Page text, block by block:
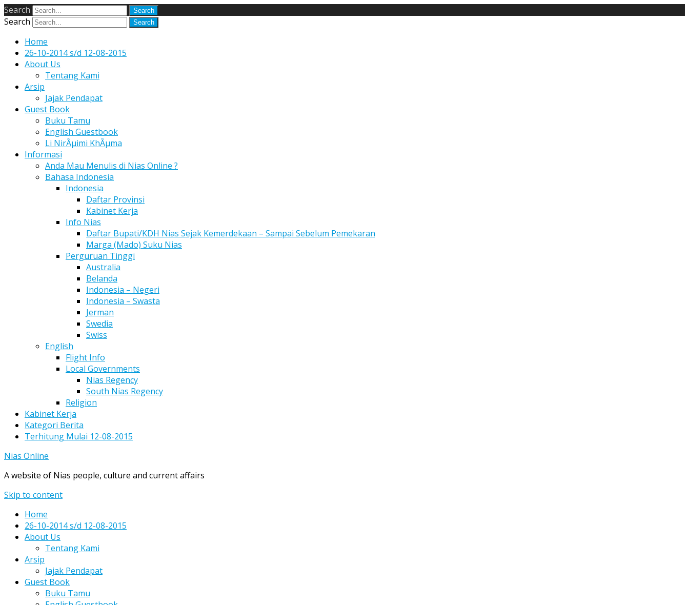
Search
Search
Home
26-10-2014 s/d 12-08-2015
About Us
Tentang Kami
Arsip
Jajak Pendapat
Guest Book
Buku Tamu
English Guestbook
Li NirÃµimi KhÃµma
Informasi
Anda Mau Menulis di Nias Online ?
Bahasa Indonesia
Indonesia
Daftar Provinsi
Kabinet Kerja
Info Nias
Daftar Bupati/KDH Nias Sejak Kemerdekaan – Sampai Sebelum Pemekaran
Marga (Mado) Suku Nias
Perguruan Tinggi
Australia
Belanda
Indonesia – Negeri
Indonesia – Swasta
Jerman
Swedia
Swiss
English
Flight Info
Local Governments
Nias Regency
South Nias Regency
Religion
Kabinet Kerja
Kategori Berita
Terhitung Mulai 12-08-2015
Nias Online
A website of Nias people, culture and current affairs
Skip to content
Home
26-10-2014 s/d 12-08-2015
About Us
Tentang Kami
Arsip
Jajak Pendapat
Guest Book
Buku Tamu